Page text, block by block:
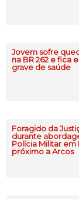
Jovem sofre
na BR 262 e fica
grave de saúde
Foragido da
durante
Polícia Militar em
próximo a Arcos